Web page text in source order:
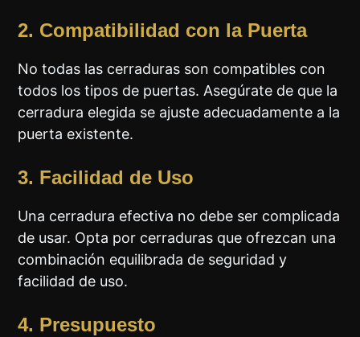
2. Compatibilidad con la Puerta
No todas las cerraduras son compatibles con
todos los tipos de puertas. Asegúrate de que la
cerradura elegida se ajuste adecuadamente a la
puerta existente.
3. Facilidad de Uso
Una cerradura efectiva no debe ser complicada
de usar. Opta por cerraduras que ofrezcan una
combinación equilibrada de seguridad y
facilidad de uso.
4. Presupuesto